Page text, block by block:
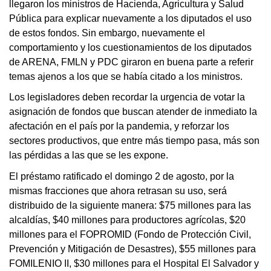
llegaron los ministros de Hacienda, Agricultura y Salud
Pública para explicar nuevamente a los diputados el uso
de estos fondos. Sin embargo, nuevamente el
comportamiento y los cuestionamientos de los diputados
de ARENA, FMLN y PDC giraron en buena parte a referir
temas ajenos a los que se había citado a los ministros.
Los legisladores deben recordar la urgencia de votar la
asignación de fondos que buscan atender de inmediato la
afectación en el país por la pandemia, y reforzar los
sectores productivos, que entre más tiempo pasa, más son
las pérdidas a las que se les expone.
El préstamo ratificado el domingo 2 de agosto, por la
mismas fracciones que ahora retrasan su uso, será
distribuido de la siguiente manera: $75 millones para las
alcaldías, $40 millones para productores agrícolas, $20
millones para el FOPROMID (Fondo de Protección Civil,
Prevención y Mitigación de Desastres), $55 millones para
FOMILENIO II, $30 millones para el Hospital El Salvador y